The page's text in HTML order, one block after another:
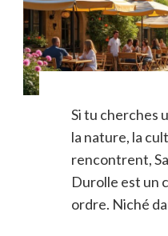
Si tu cherches
la nature, la
rencontrent,
Durolle est un
ordre. Niché